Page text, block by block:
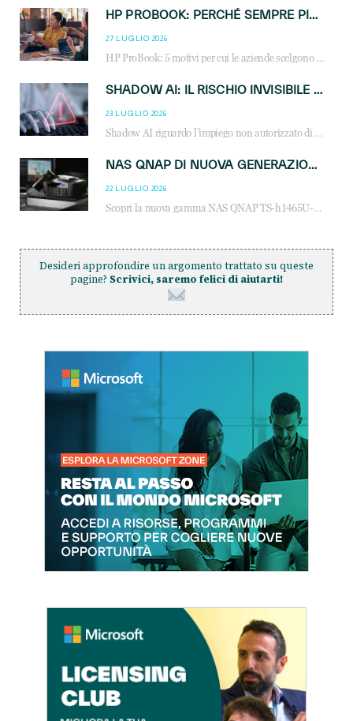
HP PROBOOK: PERCHÉ SEMPRE PIÙ AZIENDE SCELGONO NOTEBOOK PROGETTATI PER IL LAVORO MODERNO
27 LUGLIO 2026
HP ProBook: 5 motivi per cui le aziende scelgono i notebook business HP per migliorare produttività, sicurezza e gestione dell’AI.
SHADOW AI: IL RISCHIO INVISIBILE CHE LE AZIENDE POSSONO GOVERNARE
23 LUGLIO 2026
Shadow AI riguardo l’impiego non autorizzato di sistemi AI all’interno dell’azienda. E’ una pratica che si diffonde a partire dai dipendenti fino ai dirigenti e mette a repentaglio la cybersecurity, con costi più elevati per le organizzazioni. Due recenti report illustrano il fenomeno e forniscono dati in merito
NAS QNAP DI NUOVA GENERAZIONE: PIÙ PRESTAZIONI, SCALABILITÀ E PROTEZIONE DEI DATI PER LE INFRASTRUTTURE IT MODERNE
22 LUGLIO 2026
Scopri la nuova gamma NAS QNAP TS-h1465U-RP, TS-h1065eU e TS-h665U: storage aziendale con ZFS, DDR5, E1.S NVMe e connettività 2.5GbE per backup, virtualizzazione e cybersecurity.
Desideri approfondire un argomento trattato su queste
pagine? Scrivici, saremo felici di aiutarti!